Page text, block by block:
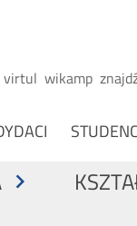
virtul wikamp
NA OSOBY
chevron_right